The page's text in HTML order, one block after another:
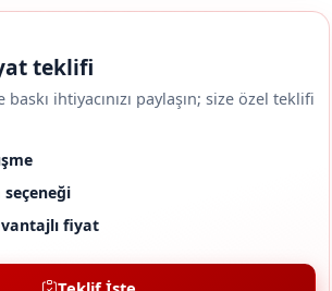
teklifi
ihtiyacınızı paylaşın; size özel teklifi
fiyat